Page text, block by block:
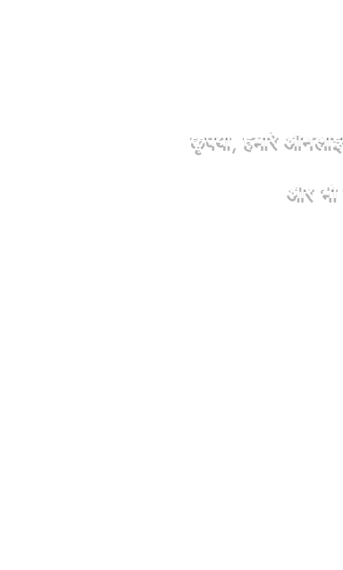
कृपया, हमारे
और